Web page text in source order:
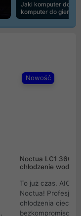
Jaki komputer do
komputer do gier |
Nowość
Noctua LC1
chłodzenie wodne
To już czas. AIO
Noctua!
chłodzenia cieczą